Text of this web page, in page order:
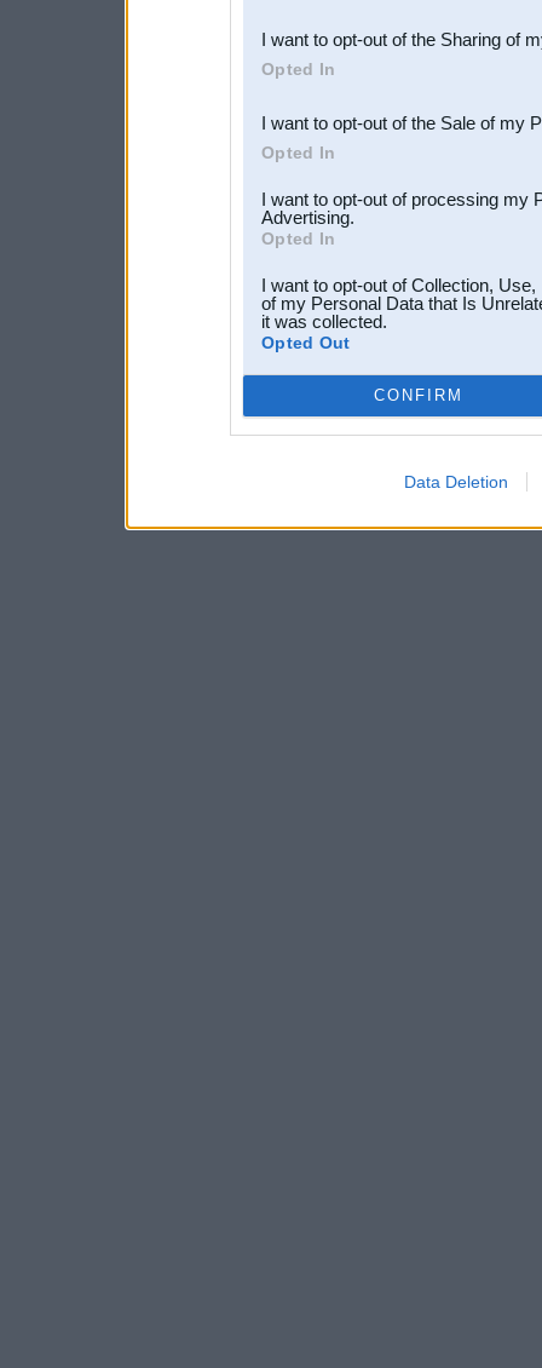
Downstream Participants
third parties.
I want to opt-out of the Sharing of
Opted In
I want to opt-out of the Sale of my
Opted In
I want to opt-out of processing my
Advertising.
Opted In
I want to opt-out of Collection,
of my Personal Data that Is
it was collected.
Opted Out
CONFIRM
Data Deletion